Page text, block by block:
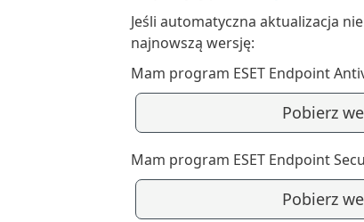
Jeśli automatyczna aktualizacja
najnowszą wersję:
Mam program ESET Endpoint
Pobierz
Mam program ESET Endpoint
Pobierz